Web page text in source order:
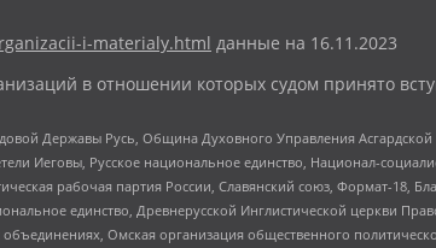
i-materialy.html данные на 16.11.2023
в отношении которых судом принято
Державы Русь, Община Духовного Управления
Иеговы, Русское национальное единство, Национал-
рабочая партия России, Славянский союз, Формат-18,
единство, Древнерусской Инглистической церкви
Омская организация общественного